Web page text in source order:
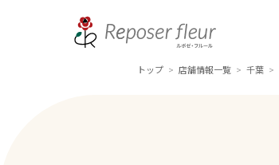
トップ > 店舗情報一覧 > 千葉 >